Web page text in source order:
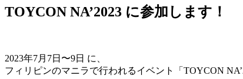
TOYCON NA’2023 に参加します！
2023年7月7日〜9日 に、
フィリピンのマニラで行われるイベント「TOYCON